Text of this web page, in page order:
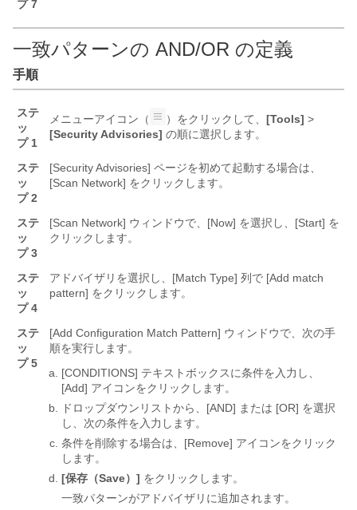
プ 7
一致パターンの AND/OR の定義
手順
ステ
ッ
プ 1
メニューアイコン（ ）をクリックして、 [Tools] >
[Security Advisories] の順に選択します。
ステ
ッ
プ 2
[Security Advisories] ページを初めて起動する場合は、
[Scan Network] をクリックします。
ステ
ッ
プ 3
[Scan Network] ウィンドウで、[Now] を選択し、[Start] を
クリックします。
ステ
ッ
プ 4
アドバイザリを選択し、[Match Type] 列で [Add match
pattern] をクリックします。
ステ
ッ
プ 5
[Add Configuration Match Pattern] ウィンドウで、次の手
順を実行します。
[CONDITIONS] テキストボックスに条件を入力し、
[Add] アイコンをクリックします。
ドロップダウンリストから、[AND] または [OR] を選択
し、次の条件を入力します。
条件を削除する場合は、[Remove] アイコンをクリック
します。
[保存（Save）] をクリックします。
一致パターンがアドバイザリに追加されます。